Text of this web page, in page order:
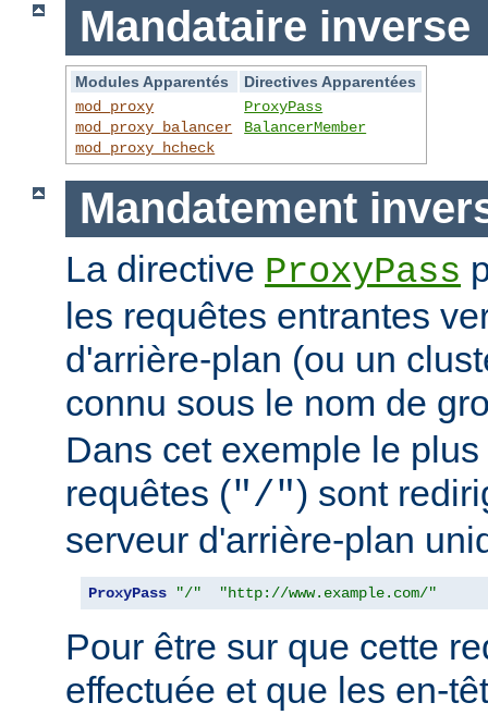
Mandataire inverse
Modules Apparentés
Directives Apparentées
mod_proxy
mod_proxy_balancer
mod_proxy_hcheck
ProxyPass
BalancerMember
Mandatement
La directive ProxyPass
les requêtes entrantes
d'arrière-plan (ou un
connu sous le nom de
Dans cet exemple le
requêtes ("/") sont
serveur d'arrière-plan
ProxyPass "/" "http://www.example.com/"
Pour être sur que cette
effectuée et que les en-